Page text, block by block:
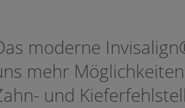
moderne
mehr
und